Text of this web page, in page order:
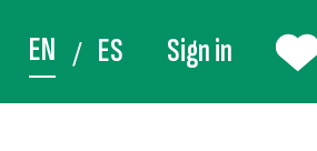
EN ES Sign in